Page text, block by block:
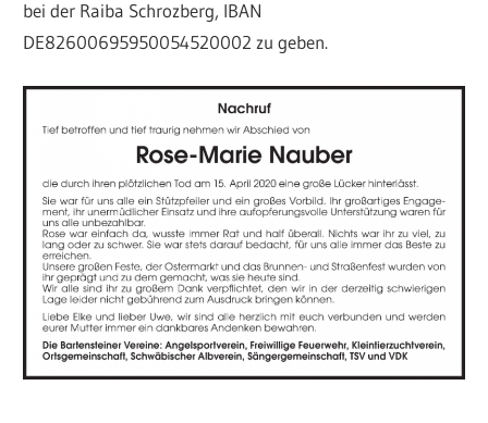
bei der Raiba Schrozberg, IBAN
DE82600695950054520002 zu geben.